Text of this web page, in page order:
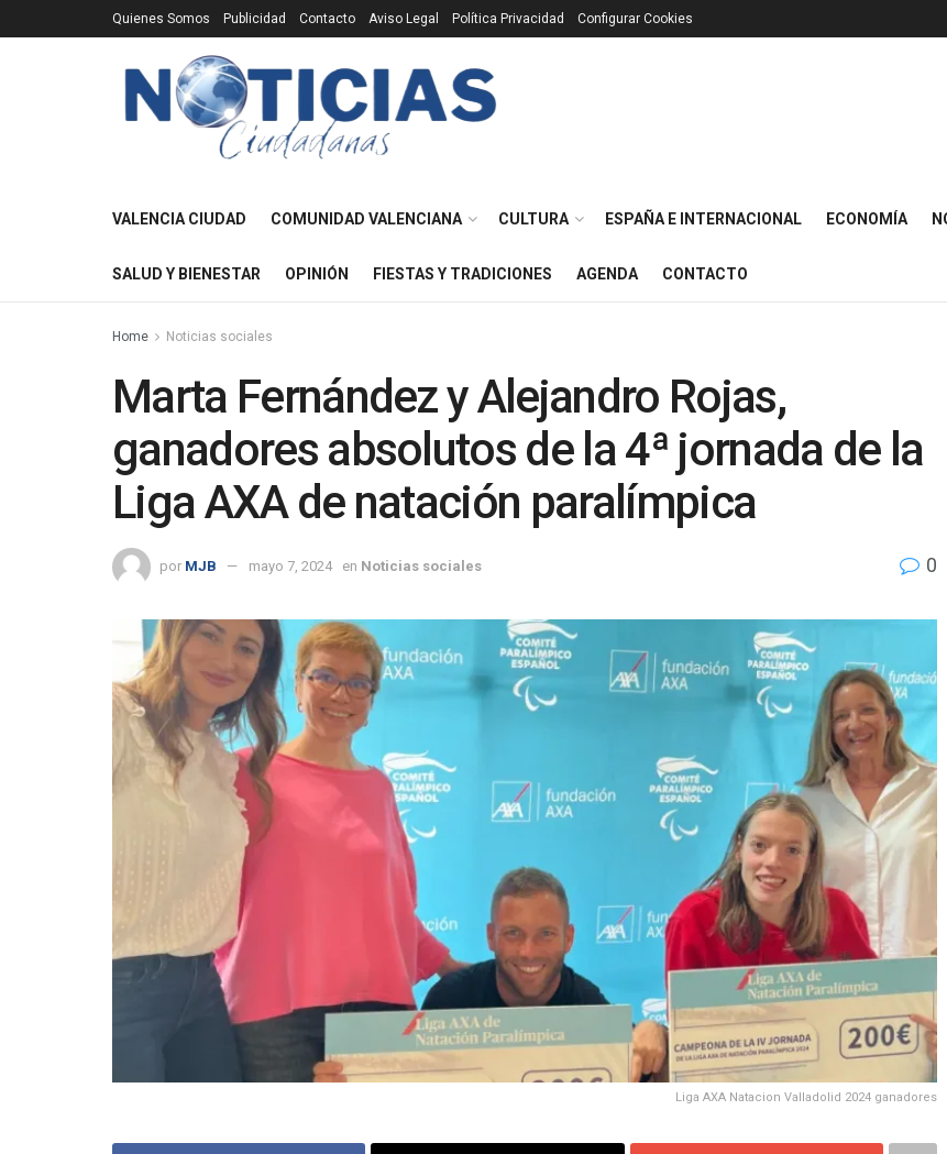
Quienes Somos Publicidad Contacto Aviso Legal Política Privacidad Configurar Cookies
VALENCIA CIUDAD COMUNIDAD VALENCIANA CULTURA ESPAÑA E INTERNACIONAL ECONOMÍA
SALUD Y BIENESTAR OPINIÓN FIESTAS Y TRADICIONES AGENDA CONTACTO
Home Noticias sociales
Marta Fernández y Alejandro Rojas,
ganadores absolutos de la 4ª jornada de la
Liga AXA de natación paralímpica
por MJB mayo 7, 2024 en Noticias sociales 0
Liga AXA Natacion Valladolid 2024 ganadores